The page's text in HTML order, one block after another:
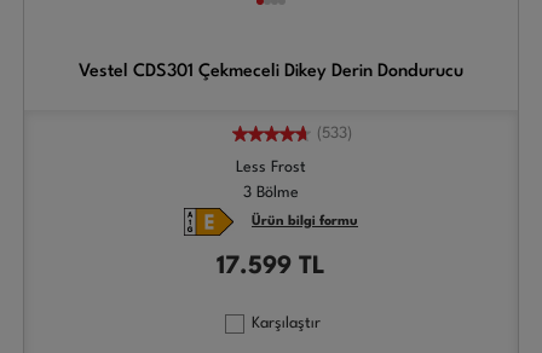
Vestel CDS301 Çekmeceli Dikey Derin Dondurucu
(533)
Less Frost
3 Bölme
Ürün bilgi formu
17.599 TL
Karşılaştır